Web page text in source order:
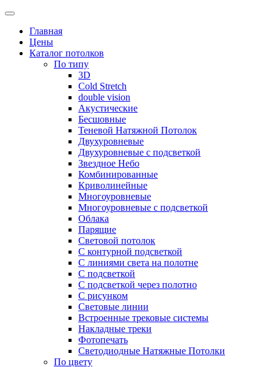
Skip
contentГлавная
Цены
Каталог потолков
По типу
3D
Cold Stretch
double vision
Акустические
Бесшовные
Теневой Натяжной Потолок
Двухуровневые
Двухуровневые с подсветкой
Звездное Небо
Комбинированные
Криволинейные
Многоуровневые
Многоуровневые с подсветкой
Облака
Парящие
Световой потолок
С контурной подсветкой
С линиями света на полотне
С подсветкой
С подсветкой через полотно
С рисунком
Световые линии
Встроенные трековые системы
Накладные треки
Фотопечать
Светодиодные Натяжные Потолки
По цвету